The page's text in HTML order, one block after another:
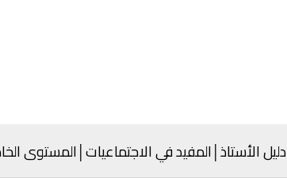
دليل الأستاذ│المفيد في الاجتماعيات│المستوى